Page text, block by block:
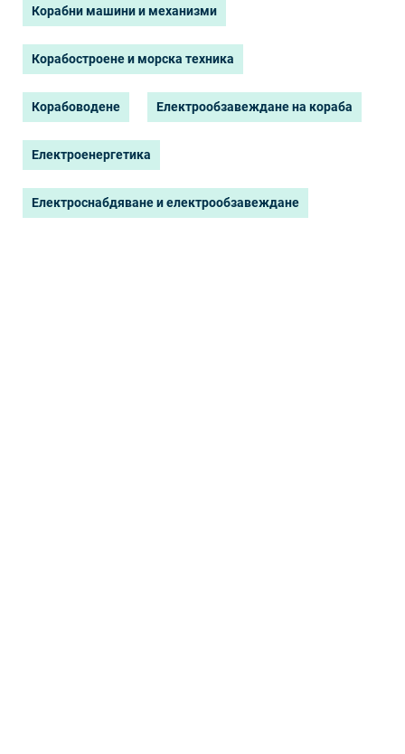
Корабни машини и механизми
Корабостроене и морска техника
Корабоводене Електрообзавеждане на кораба
Електроенергетика
Електроснабдяване и електрообзавеждане